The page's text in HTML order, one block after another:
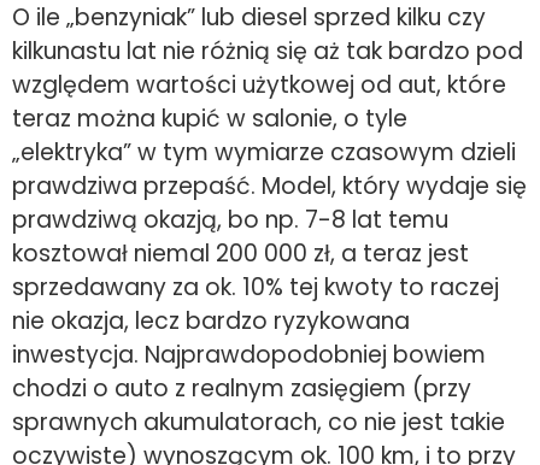
O ile „benzyniak” lub diesel sprzed kilku czy
kilkunastu lat nie różnią się aż tak bardzo pod
względem wartości użytkowej od aut, które
teraz można kupić w salonie, o tyle
„elektryka” w tym wymiarze czasowym dzieli
prawdziwa przepaść. Model, który wydaje się
prawdziwą okazją, bo np. 7-8 lat temu
kosztował niemal 200 000 zł, a teraz jest
sprzedawany za ok. 10% tej kwoty to raczej
nie okazja, lecz bardzo ryzykowana
inwestycja. Najprawdopodobniej bowiem
chodzi o auto z realnym zasięgiem (przy
sprawnych akumulatorach, co nie jest takie
oczywiste) wynoszącym ok. 100 km, i to przy